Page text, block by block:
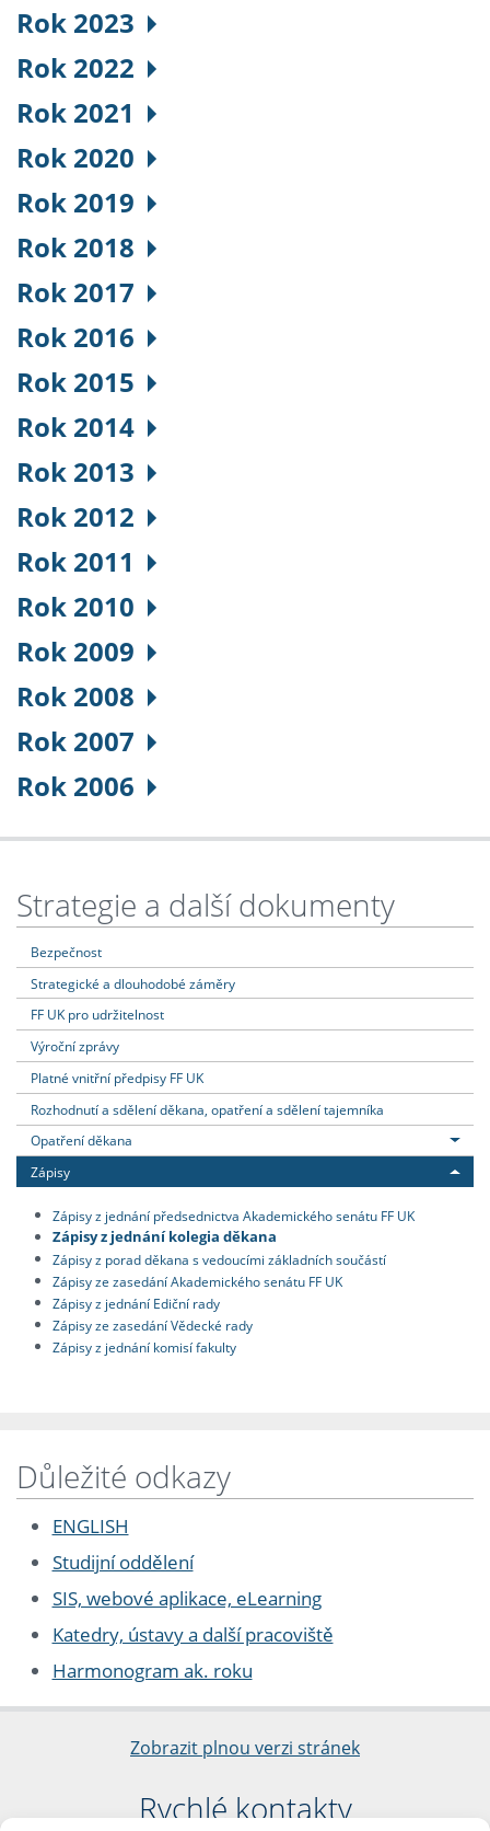
Rok 2023
Rok 2022
Rok 2021
Rok 2020
Rok 2019
Rok 2018
Rok 2017
Rok 2016
Rok 2015
Rok 2014
Rok 2013
Rok 2012
Rok 2011
Rok 2010
Rok 2009
Rok 2008
Rok 2007
Rok 2006
Strategie a další dokumenty
Bezpečnost
Strategické a dlouhodobé záměry
FF UK pro udržitelnost
Výroční zprávy
Platné vnitřní předpisy FF UK
Rozhodnutí a sdělení děkana, opatření a sdělení tajemníka
Opatření děkana
Zápisy
Zápisy z jednání předsednictva Akademického senátu FF UK
Zápisy z jednání kolegia děkana
Zápisy z porad děkana s vedoucími základních součástí
Zápisy ze zasedání Akademického senátu FF UK
Zápisy z jednání Ediční rady
Zápisy ze zasedání Vědecké rady
Zápisy z jednání komisí fakulty
Důležité odkazy
ENGLISH
Studijní oddělení
SIS, webové aplikace, eLearning
Katedry, ústavy a další pracoviště
Harmonogram ak. roku
Zobrazit plnou verzi stránek
Rychlé kontakty